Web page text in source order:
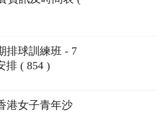
排球訓練班 - 7
排 ( 854 )
港女子青年沙